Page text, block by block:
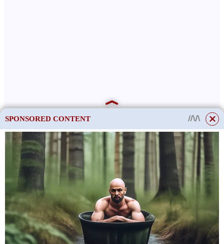
a na víčku mám další milejší překvapení
je mu asi 5 dní
a co budu dělat s tolika ampulkami?
Sůl 🙂
SPONSORED CONTENT